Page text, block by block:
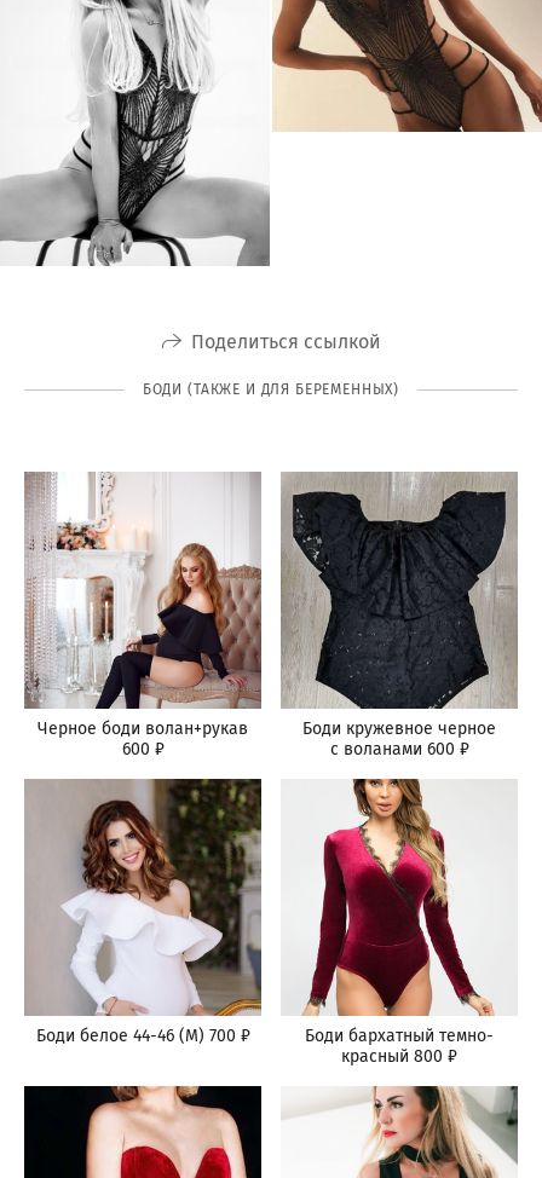
Поделиться ссылкой
БОДИ (ТАКЖЕ И ДЛЯ БЕРЕМЕННЫХ)
Черное боди волан+рукав
600 ₽
Боди кружевное черное
с воланами 600 ₽
Боди белое 44-46 (M) 700 ₽
Боди бархатный темно-
красный 800 ₽